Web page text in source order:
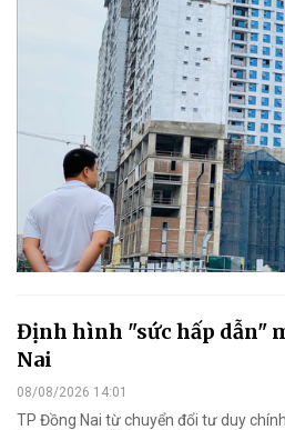
Định hình "sức hấp dẫn"
Nai
08/08/2026 14:01
TP Đồng Nai từ chuyển đổi tư duy